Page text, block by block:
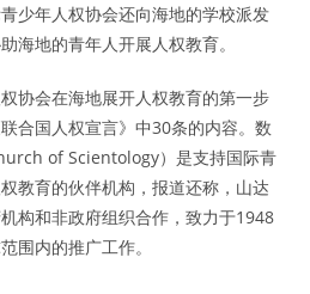
少年人权协会还向海地的学校派发
海地的青年人开展人权教育。
协会在海地展开人权教育的第一步
合国人权宣言》中30条的内容。数
of Scientology）是支持国际青
教育的伙伴机构，报道还称，山达
构和非政府组织合作，致力于1948
围内的推广工作。